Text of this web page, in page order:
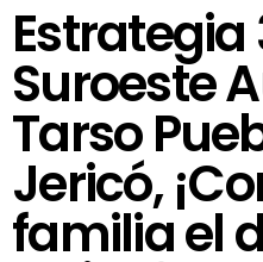
Estrategia
Suroeste
Tarso
Jericó,
familia el